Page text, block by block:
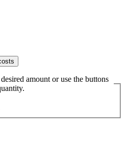
amount or use the buttons